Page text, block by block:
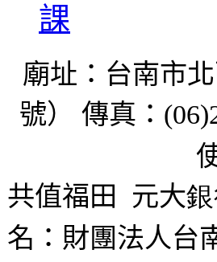
課
廟址：台南市
號） 傳真：
共值福田
元大
名：財團法人台